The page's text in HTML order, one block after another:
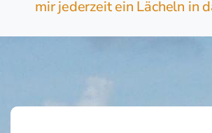
mir jederzeit ein Lächeln in